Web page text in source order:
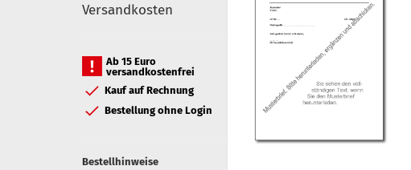
Versandkosten
Ab 15 Euro
versandkostenfrei
Kauf auf Rechnung
Bestellung ohne Login
Bestellhinweise